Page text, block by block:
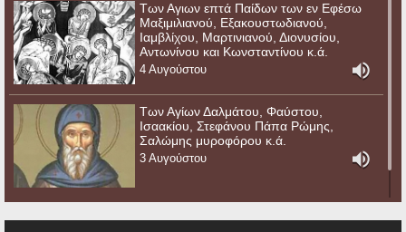
Των Αγιων επτά Παίδων των εν Εφέσω
Μαξιμιλιανού, Εξακουστωδιανού,
Ιαμβλίχου, Μαρτινιανού, Διονυσίου,
Αντωνίνου και Κωνσταντίνου κ.ά.
4 Αυγούστου
Των Αγίων Δαλμάτου, Φαύστου,
Ισαακίου, Στεφάνου Πάπα Ρώμης,
Σαλώμης μυροφόρου κ.ά.
3 Αυγούστου